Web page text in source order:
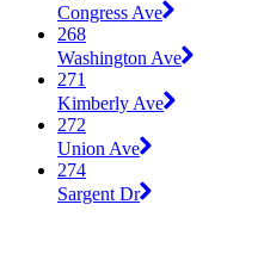
Congress Ave
268
Washington Ave
271
Kimberly Ave
272
Union Ave
274
Sargent Dr